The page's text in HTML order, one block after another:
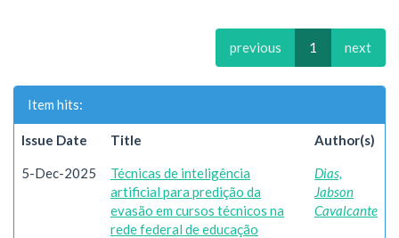
previous 1 next
Item hits:
Issue Date Title Author(s)
5-Dec-2025
Técnicas de inteligência
artificial para predição da
evasão em cursos técnicos na
rede federal de educação
Dias,
Jabson
Cavalcante